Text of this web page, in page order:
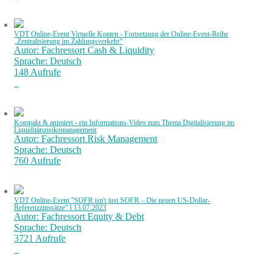
VDT Online-Event Virtuelle Konten - Fortsetzung der Online-Event-Reihe
„Zentralisierung im Zahlungsverkehr“
Autor: Fachressort Cash & Liquidity
Sprache: Deutsch
148 Aufrufe
Kompakt & animiert - ein Informations-Video zum Thema Digitalisierung im
Liquiditätsrisikomanagement
Autor: Fachressort Risk Management
Sprache: Deutsch
760 Aufrufe
VDT Online-Event "SOFR isn't just SOFR – Die neuen US-Dollar-
Referenzzinssätze“ l 13.07.2023
Autor: Fachressort Equity & Debt
Sprache: Deutsch
3721 Aufrufe